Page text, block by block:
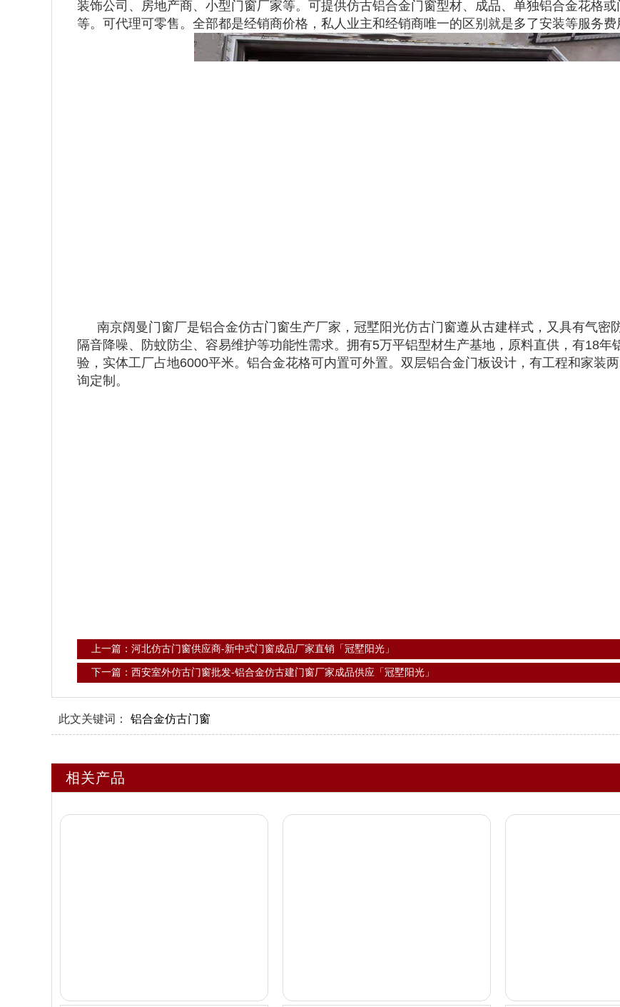
装饰公司、房地产商、小型门窗厂家等。可提供仿古铝合金门窗型材、成品、单独铝合金花格
等。可代理可零售。全部都是经销商价格，私人业主和经销商唯一的区别就是多了安装等服务费
南京阔曼门窗厂是铝合金仿古门窗生产厂家，冠墅阳光仿古门窗遵从古建样式，又具有气密
隔音降噪、防蚊防尘、容易维护等功能性需求。拥有5万平铝型材生产基地，原料直供，有18年
验，实体工厂占地6000平米。铝合金花格可内置可外置。双层铝合金门板设计，有工程和家装
询定制。
上一篇：河北仿古门窗供应商-新中式门窗成品厂家直销「冠墅阳光」
下一篇：西安室外仿古门窗批发-铝合金仿古建门窗厂家成品供应「冠墅阳光」
此文关键词： 铝合金仿古门窗
相关产品